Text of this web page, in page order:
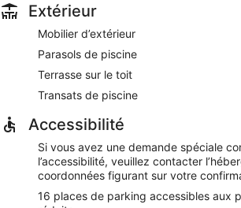
Extérieur
Mobilier d’extérieur
Parasols de piscine
Terrasse sur le toit
Transats de piscine
Accessibilité
Si vous avez une demande spéciale
l’accessibilité, veuillez contacter
coordonnées figurant sur votre
16 places de parking accessibles aux